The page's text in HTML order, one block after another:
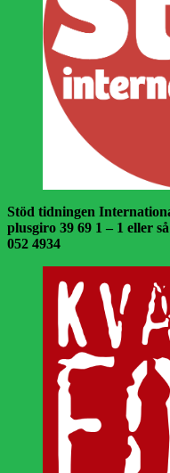
Stöd tidningen
plusgiro 39 69 1 – 1 eller
052 4934